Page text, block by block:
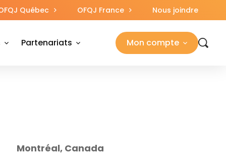
Québec OFQJ France Nous joindre
Partenariats Mon compte
Montréal, Canada